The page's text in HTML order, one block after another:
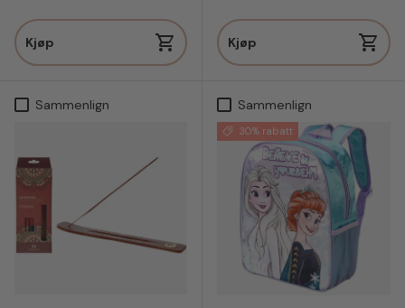
Kjøp Kjøp
Sammenlign Sammenlign
30% rabatt